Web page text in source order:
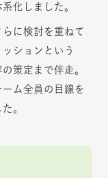
化しました。
に検討を重ねて
ションという
策定まで伴走。
ム全員の目線を
。